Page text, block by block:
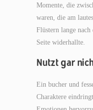
Momente, die
waren, die am
Flüstern lange
Seite widerhallte.
Nutzt gar
Ein bucher und
Charaktere